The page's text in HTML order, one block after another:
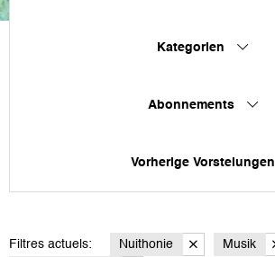
Kategorien
Abonnements
Vorherige Vorstelungen
Filtres actuels: Nuithonie
Musik